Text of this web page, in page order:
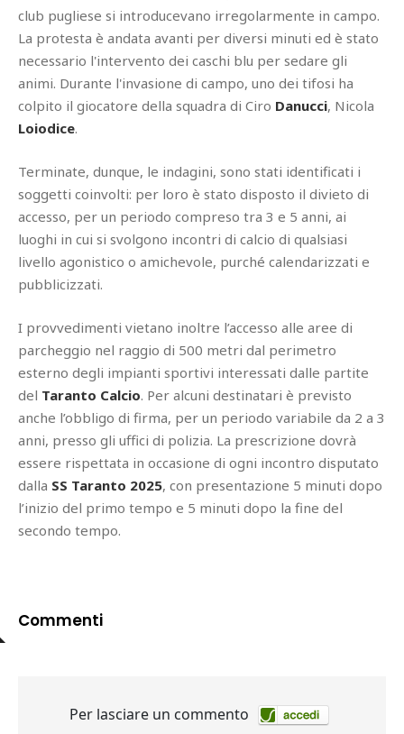
club pugliese si introducevano irregolarmente in campo.
La protesta è andata avanti per diversi minuti ed è stato
necessario l'intervento dei caschi blu per sedare gli
animi. Durante l'invasione di campo, uno dei tifosi ha
colpito il giocatore della squadra di Ciro Danucci, Nicola
Loiodice.
Terminate, dunque, le indagini, sono stati identificati i
soggetti coinvolti: per loro è stato disposto il divieto di
accesso, per un periodo compreso tra 3 e 5 anni, ai
luoghi in cui si svolgono incontri di calcio di qualsiasi
livello agonistico o amichevole, purché calendarizzati e
pubblicizzati.
I provvedimenti vietano inoltre l’accesso alle aree di
parcheggio nel raggio di 500 metri dal perimetro
esterno degli impianti sportivi interessati dalle partite
del Taranto Calcio. Per alcuni destinatari è previsto
anche l’obbligo di firma, per un periodo variabile da 2 a 3
anni, presso gli uffici di polizia. La prescrizione dovrà
essere rispettata in occasione di ogni incontro disputato
dalla SS Taranto 2025, con presentazione 5 minuti dopo
l’inizio del primo tempo e 5 minuti dopo la fine del
secondo tempo.
Commenti